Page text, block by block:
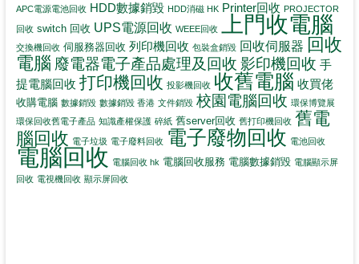
APC電源電池回收 HDD數據銷毀 HDD消磁 HK Printer回收 PROJECTOR
回收 switch 回收 UPS電源回收 WEEE回收 上門收電腦
交換機回收 伺服務器回收 列印機回收 包裝盒銷毀 回收伺服器 回收
電腦 廢電器電子產品處理及回收 影印機回收 手
提電腦回收 打印機回收 投影機回收 收舊電腦 收買佬
收購電腦 數據銷毀 數據銷毀 香港 文件銷毀 校園電腦回收 環保博覽展
環保回收舊電子產品 知識產權保護 碎紙 舊server回收 舊打印機回收 舊電
腦回收 電子垃圾 電子廢料回收 電子廢物回收 電池回收
電腦回收 電腦回收 hk 電腦回收服務 電腦數據銷毀 電腦顯示屏
回收 電視機回收 顯示屏回收